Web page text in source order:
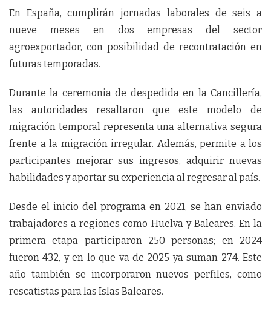
En España, cumplirán jornadas laborales de seis a
nueve meses en dos empresas del sector
agroexportador, con posibilidad de recontratación en
futuras temporadas.
Durante la ceremonia de despedida en la Cancillería,
las autoridades resaltaron que este modelo de
migración temporal representa una alternativa segura
frente a la migración irregular. Además, permite a los
participantes mejorar sus ingresos, adquirir nuevas
habilidades y aportar su experiencia al regresar al país.
Desde el inicio del programa en 2021, se han enviado
trabajadores a regiones como Huelva y Baleares. En la
primera etapa participaron 250 personas; en 2024
fueron 432, y en lo que va de 2025 ya suman 274. Este
año también se incorporaron nuevos perfiles, como
rescatistas para las Islas Baleares.